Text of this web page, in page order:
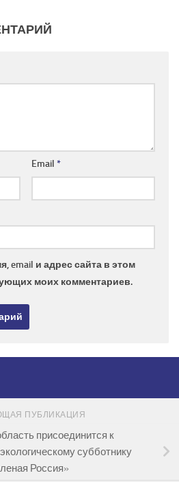
Email *
email и адрес сайта в этом
моих комментариев.
ПУБЛИКАЦИЯ
присоединится к
субботнику
Россия»